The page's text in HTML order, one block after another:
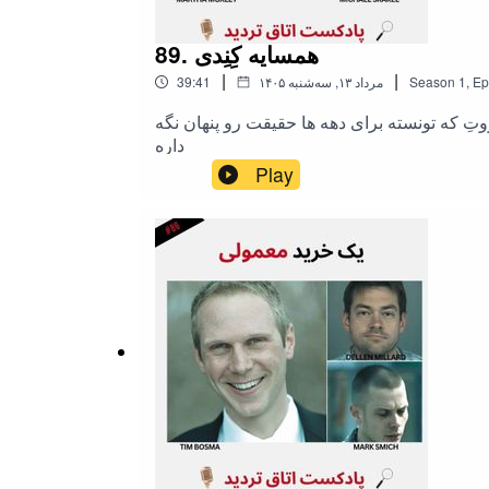
89. همسایه کِنِدی
39:41 | ۱۴۰۵ مرداد ۱۳, سه‌شنبه | Season 1,
وقتی ثروت و قدرت روی خون سرپوش میذارهپرونده مارتا و ردپای خانواده‌های نزدیک به خاندان کندی داستان قدرت و ثروتِ که تونسته برای دهه ها حقیقت رو پنهان نگه
داره
Play